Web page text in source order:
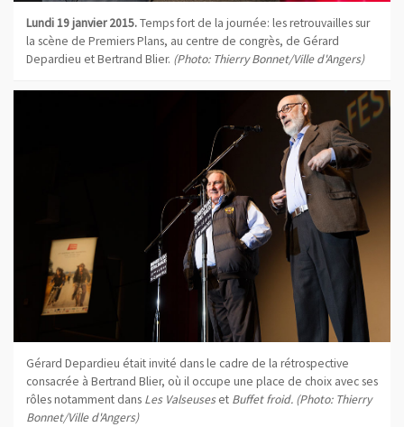
Lundi 19 janvier 2015.Temps fort de la journée: les retrouvailles sur
la scène de Premiers Plans, au centre de congrès, de Gérard
Depardieu et Bertrand Blier. (Photo: Thierry Bonnet/Ville d'Angers)
Gérard Depardieu était invité dans le cadre de la rétrospective
consacrée à Bertrand Blier, où il occupe une place de choix avec ses
rôles notamment dans Les Valseuseset Buffet froid. (Photo: Thierry
Bonnet/Ville d'Angers)